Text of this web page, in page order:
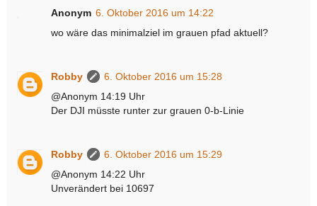
Anonym 6. Oktober 2016 um 14:22
wo wäre das minimalziel im grauen pfad aktuell?
Robby
6. Oktober 2016 um 15:28
@Anonym 14:19 Uhr
Der DJI müsste runter zur grauen 0-b-Linie
Robby
6. Oktober 2016 um 15:29
@Anonym 14:22 Uhr
Unverändert bei 10697